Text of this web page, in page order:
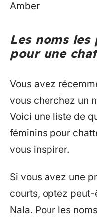
Amber
Les noms
pour une
Vous avez
vous cherchez un
Voici une liste de
féminins pour
vous inspirer.
Si vous avez une
courts, optez peut-
Nala. Pour les